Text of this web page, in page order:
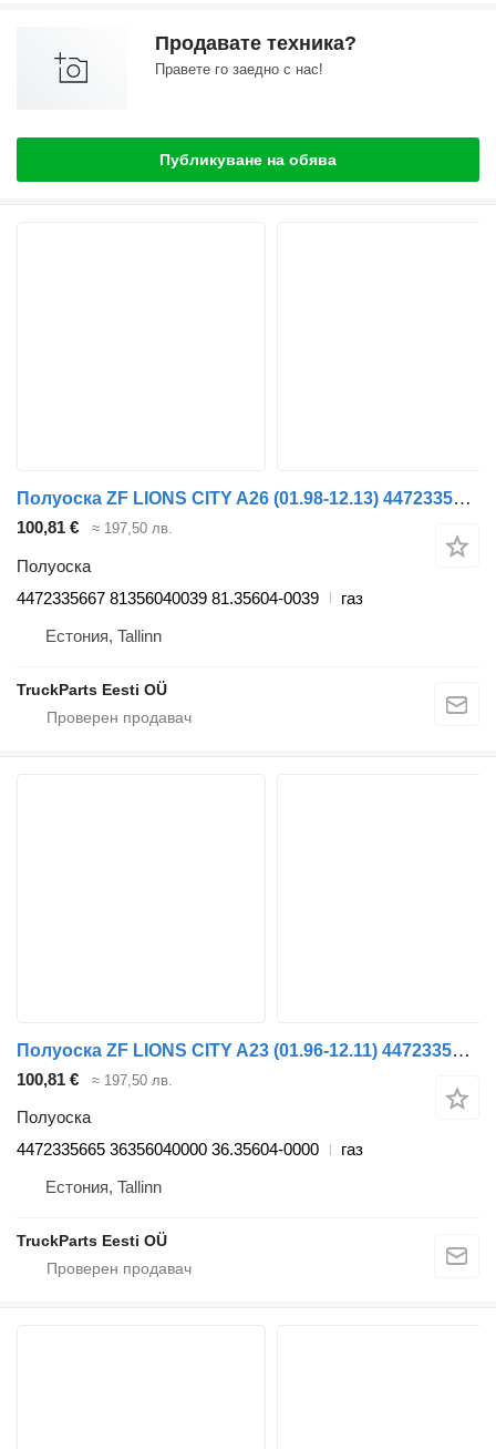
Продавате техника?
Правете го заедно с нас!
Публикуване на обява
Полуоска ZF LIONS CITY A26 (01.98-12.13) 4472335667 за автобус MAN Lion's bus (1991-)
100,81 € ≈ 197,50 лв.
Полуоска
4472335667 81356040039 81.35604-0039
газ
Естония, Tallinn
TruckParts Eesti OÜ
Полуоска ZF LIONS CITY A23 (01.96-12.11) 4472335665 за автобус MAN Lion's bus (1991-)
100,81 € ≈ 197,50 лв.
Полуоска
4472335665 36356040000 36.35604-0000
газ
Естония, Tallinn
TruckParts Eesti OÜ